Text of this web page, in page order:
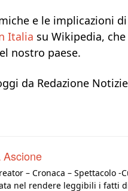
e le implicazioni
Italia su Wikipedia,
nostro paese.
da Redazione
Ascione
– Cronaca – Spettacolo -
nel rendere leggibili i fatti